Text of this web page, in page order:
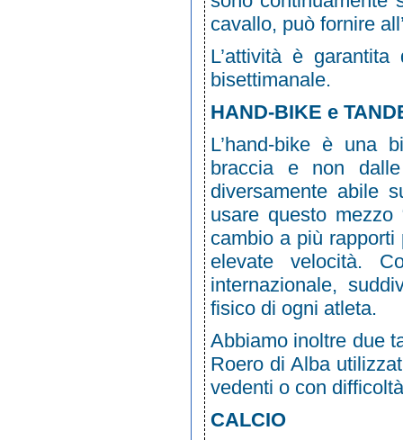
cavallo, può fornire
L’attività è
bisettimanale.
HAND-BIKE e
L’hand-bike è una
braccia e non
diversamente abile
usare questo
cambio a più
elevate velocità.
internazionale,
fisico di ogni atleta.
Abbiamo inoltre due
Roero di Alba
vedenti o con
CALCIO